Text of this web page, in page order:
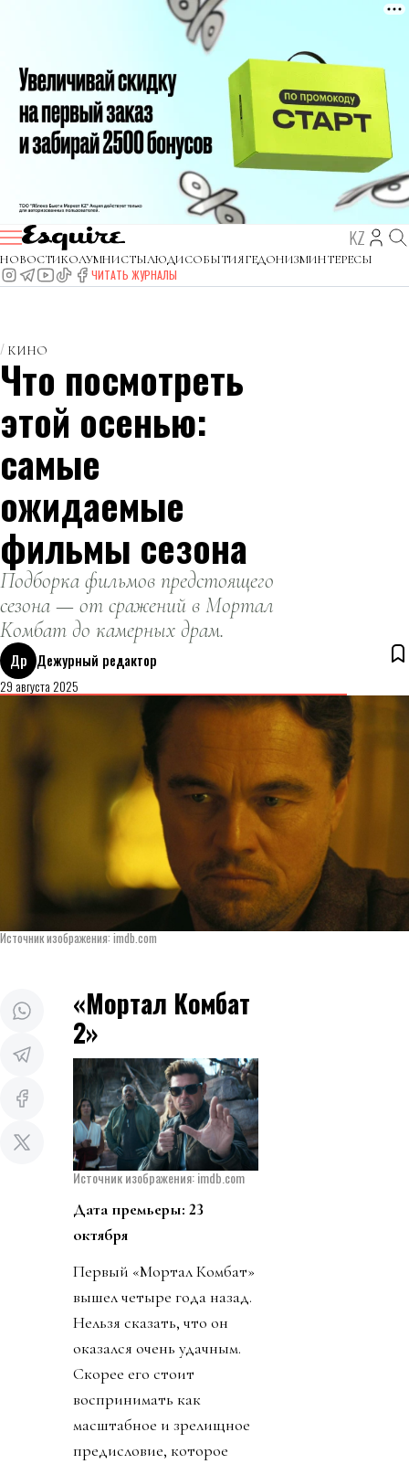
KZ
НОВОСТИКОЛУМНИСТЫЛЮДИСОБЫТИЯГЕДОНИЗМИНТЕРЕСЫ
ЧИТАТЬ ЖУРНАЛЫ
КИНО
Что посмотреть
этой осенью:
самые
ожидаемые
фильмы сезона
Подборка фильмов предстоящего
сезона — от сражений в Мортал
Комбат до камерных драм.
Др Дежурный редактор
29 августа 2025
Источник изображения: imdb.com
«Мортал Комбат
2»
Источник изображения: imdb.com
Дата премьеры: 23
октября
Первый «Мортал Комбат»
вышел четыре года назад.
Нельзя сказать, что он
оказался очень удачным.
Скорее его стоит
воспринимать как
масштабное и зрелищное
предисловие, которое